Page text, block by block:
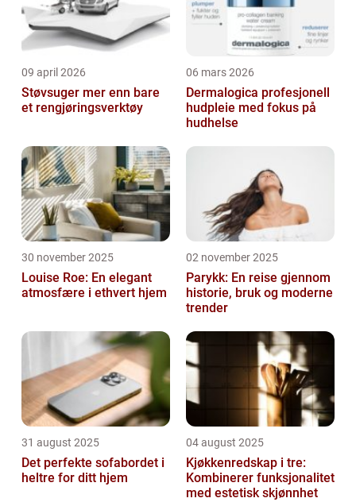
09 april 2026
Støvsuger mer enn bare
et rengjøringsverktøy
06 mars 2026
Dermalogica profesjonell
hudpleie med fokus på
hudhelse
30 november 2025
Louise Roe: En elegant
atmosfære i ethvert hjem
02 november 2025
Parykk: En reise gjennom
historie, bruk og moderne
trender
31 august 2025
Det perfekte sofabordet i
heltre for ditt hjem
04 august 2025
Kjøkkenredskap i tre:
Kombinerer funksjonalitet
med estetisk skjønnhet